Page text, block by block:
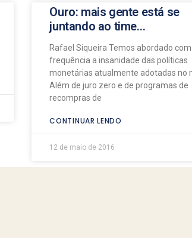
Ouro: mais gente está se
juntando ao time…
Rafael Siqueira Temos abordado com
frequência a insanidade das políticas
monetárias atualmente adotadas no
Além de juro zero e de programas de
recompras de
CONTINUAR LENDO
12 de maio de 2016